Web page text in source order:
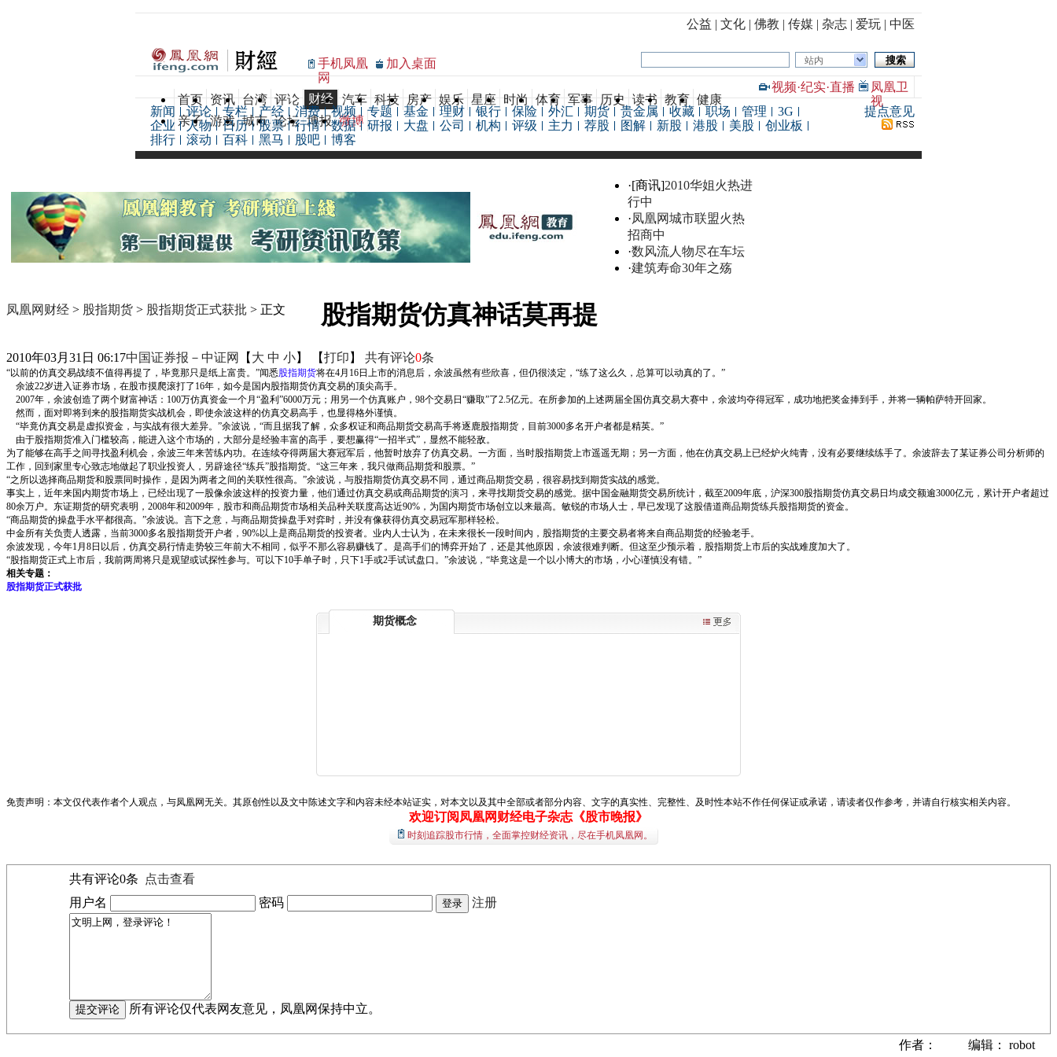
公益 | 文化 | 佛教 | 传媒 | 杂志 | 爱玩 | 中医
手机凤凰
网
加入桌面 站内
首页 资讯 台湾 评论 财经 汽车 科技 房产 娱乐 星座 时尚 体育 军事 历史 读书 教育 健康
亲子 游戏 城市 论坛 博报 微博
视频·纪实·直播
凤凰卫
视
新闻 评论 专栏 产经 消费 视频 专题 基金 理财 银行 保险 外汇 期货 贵金属 收藏 职场 管理
3G
企业
人物 日历 股票 行情 数据 研报 大盘 公司 机构 评级 主力 荐股 图解 新股 港股 美股
创业板
排行
滚动 百科 黑马 股吧 博客
提点意见
·[商讯]2010华姐火热进
行中
·凤凰网城市联盟火热
招商中
·数风流人物尽在车坛
·建筑寿命30年之殇
凤凰网财经 > 股指期货 > 股指期货正式获批 > 正文 股指期货仿真神话莫再提
2010年03月31日 06:17中国证券报－中证网 【 大 中 小】 【打印 】 共有评论0条
“以前的仿真交易战绩不值得再提了，毕竟那只是纸上富贵。”闻悉股指期货将在4月16日上市的消息后，余波虽然有些欣喜，但仍很淡定，“练了这么久，总算可以动真的了。”
余波22岁进入证券市场，在股市摸爬滚打了16年，如今是国内股指期货仿真交易的顶尖高手。
2007年，余波创造了两个财富神话：100万仿真资金一个月“盈利”6000万元；用另一个仿真账户，98个交易日“赚取”了2.5亿元。在所参加的上述两届全国仿真交易大赛中，余波均夺得冠军，成功地把奖金捧到手，并将一辆帕萨特开回家。
然而，面对即将到来的股指期货实战机会，即使余波这样的仿真交易高手，也显得格外谨慎。
“毕竟仿真交易是虚拟资金，与实战有很大差异。”余波说，“而且据我了解，众多权证和商品期货交易高手将逐鹿股指期货，目前3000多名开户者都是精英。”
由于股指期货准入门槛较高，能进入这个市场的，大部分是经验丰富的高手，要想赢得“一招半式”，显然不能轻敌。
为了能够在高手之间寻找盈利机会，余波三年来苦练内功。在连续夺得两届大赛冠军后，他暂时放弃了仿真交易。一方面，当时股指期货上市遥遥无期；另一方面，他在仿真交易上已经炉火纯青，没有必要继续练手了。余波辞去了某证券公司分析师的
工作，回到家里专心致志地做起了职业投资人，另辟途径“练兵”股指期货。“这三年来，我只做商品期货和股票。”
“之所以选择商品期货和股票同时操作，是因为两者之间的关联性很高。”余波说，与股指期货仿真交易不同，通过商品期货交易，很容易找到期货实战的感觉。
事实上，近年来国内期货市场上，已经出现了一股像余波这样的投资力量，他们通过仿真交易或商品期货的演习，来寻找期货交易的感觉。据中国金融期货交易所统计，截至2009年底，沪深300股指期货仿真交易日均成交额逾3000亿元，累计开户者超过
80余万户。东证期货的研究表明，2008年和2009年，股市和商品期货市场相关品种关联度高达近90%，为国内期货市场创立以来最高。敏锐的市场人士，早已发现了这股借道商品期货练兵股指期货的资金。
“商品期货的操盘手水平都很高。”余波说。言下之意，与商品期货操盘手对弈时，并没有像获得仿真交易冠军那样轻松。
中金所有关负责人透露，当前3000多名股指期货开户者，90%以上是商品期货的投资者。业内人士认为，在未来很长一段时间内，股指期货的主要交易者将来自商品期货的经验老手。
余波发现，今年1月8日以后，仿真交易行情走势较三年前大不相同，似乎不那么容易赚钱了。是高手们的博弈开始了，还是其他原因，余波很难判断。但这至少预示着，股指期货上市后的实战难度加大了。
“股指期货正式上市后，我前两周将只是观望或试探性参与。可以下10手单子时，只下1手或2手试试盘口。”余波说，“毕竟这是一个以小博大的市场，小心谨慎没有错。”
相关专题：
股指期货正式获批
期货概念
免责声明：本文仅代表作者个人观点，与凤凰网无关。其原创性以及文中陈述文字和内容未经本站证实，对本文以及其中全部或者部分内容、文字的真实性、完整性、及时性本站不作任何保证或承诺，请读者仅作参考，并请自行核实相关内容。
欢迎订阅凤凰网财经电子杂志《股市晚报》
时刻追踪股市行情，全面掌控财经资讯，尽在手机凤凰网。
共有评论0条
点击查看
用户名
密码 注册
所有评论仅代表网友意见，凤凰网保持中立。
作者： 编辑： robot